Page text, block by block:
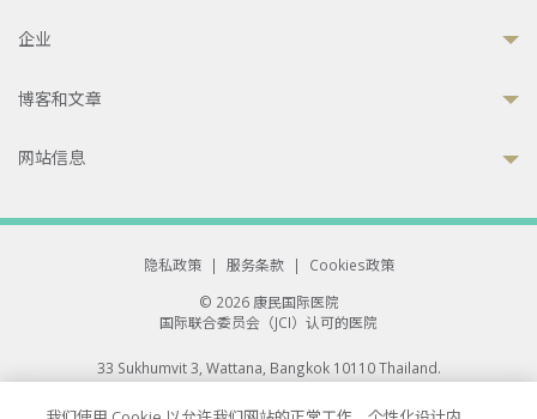
企业
博客和文章
网站信息
隐私政策 | 服务条款 |
Cookies政策
© 2026 康民国际医院
国际联合委员会（JCI）认可的医院
33 Sukhumvit 3, Wattana, Bangkok 10110 Thailand.
All rights reserved.